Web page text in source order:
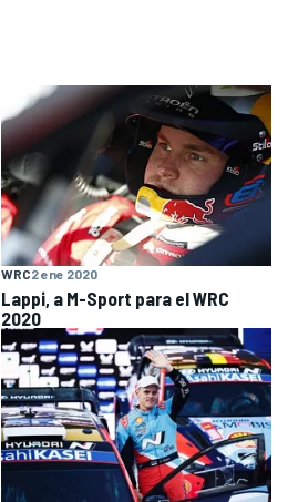
WRC2 ene 2020
Lappi, a M-Sport para el WRC
2020